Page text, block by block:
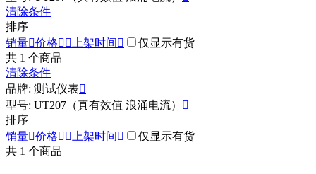
清除条件
排序
销量价格  上架时间 
仅显示有货
共 1 个商品
清除条件
品牌: 测试仪表
型号: UT207（真有效值 浪涌电流）

排序
销量价格  上架时间 
仅显示有货
共 1 个商品